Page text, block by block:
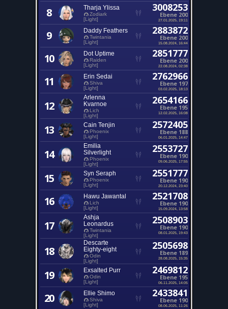
8 Tharja Ylissa
Zodiark
[Light]
3008253
Ebene 200
27.01.2025, 19:11
9 Daddy Feathers
Twintania
[Light]
2883872
Ebene 200
15.08.2024, 16:44
10 Dot Uptime
Raiden
[Light]
2851777
Ebene 200
22.08.2024, 02:38
11 Erin Sedai
Shiva
[Light]
2762966
Ebene 197
03.02.2025, 18:13
12
Arlenna
Kvarnoe
Lich
[Light]
2654166
Ebene 195
12.02.2025, 16:08
13 Cain Tenjin
Phoenix
[Light]
2572405
Ebene 188
06.01.2025, 14:47
14
Emilia
Silverlight
Phoenix
[Light]
2553727
Ebene 190
09.06.2025, 17:55
15 Syn Seraph
Phoenix
[Light]
2551777
Ebene 190
20.12.2024, 23:40
16 Hawu Jawantal
Lich
[Light]
2521708
Ebene 190
15.09.2024, 13:58
17
Ashja
Leonardus
Twintania
[Light]
2508903
Ebene 190
08.01.2025, 19:43
18
Descarte
Eighty-eight
Odin
[Light]
2505698
Ebene 189
28.08.2025, 15:35
19 Exsalted Purr
Odin
[Light]
2469812
Ebene 195
06.11.2025, 14:05
20 Ellie Shimo
Shiva
[Light]
2433841
Ebene 190
08.06.2025, 11:26